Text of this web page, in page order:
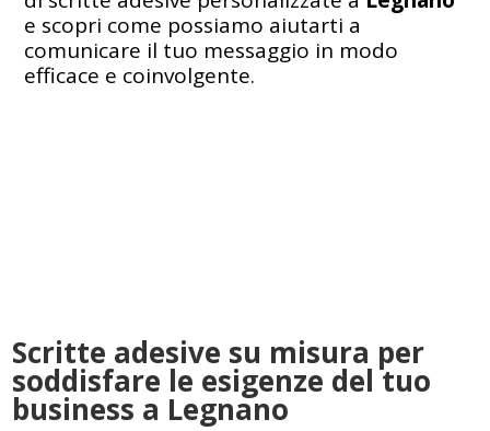
e scopri come possiamo aiutarti a
comunicare il tuo messaggio in modo
efficace e coinvolgente.
Scritte adesive su misura per
soddisfare le esigenze del tuo
business a Legnano